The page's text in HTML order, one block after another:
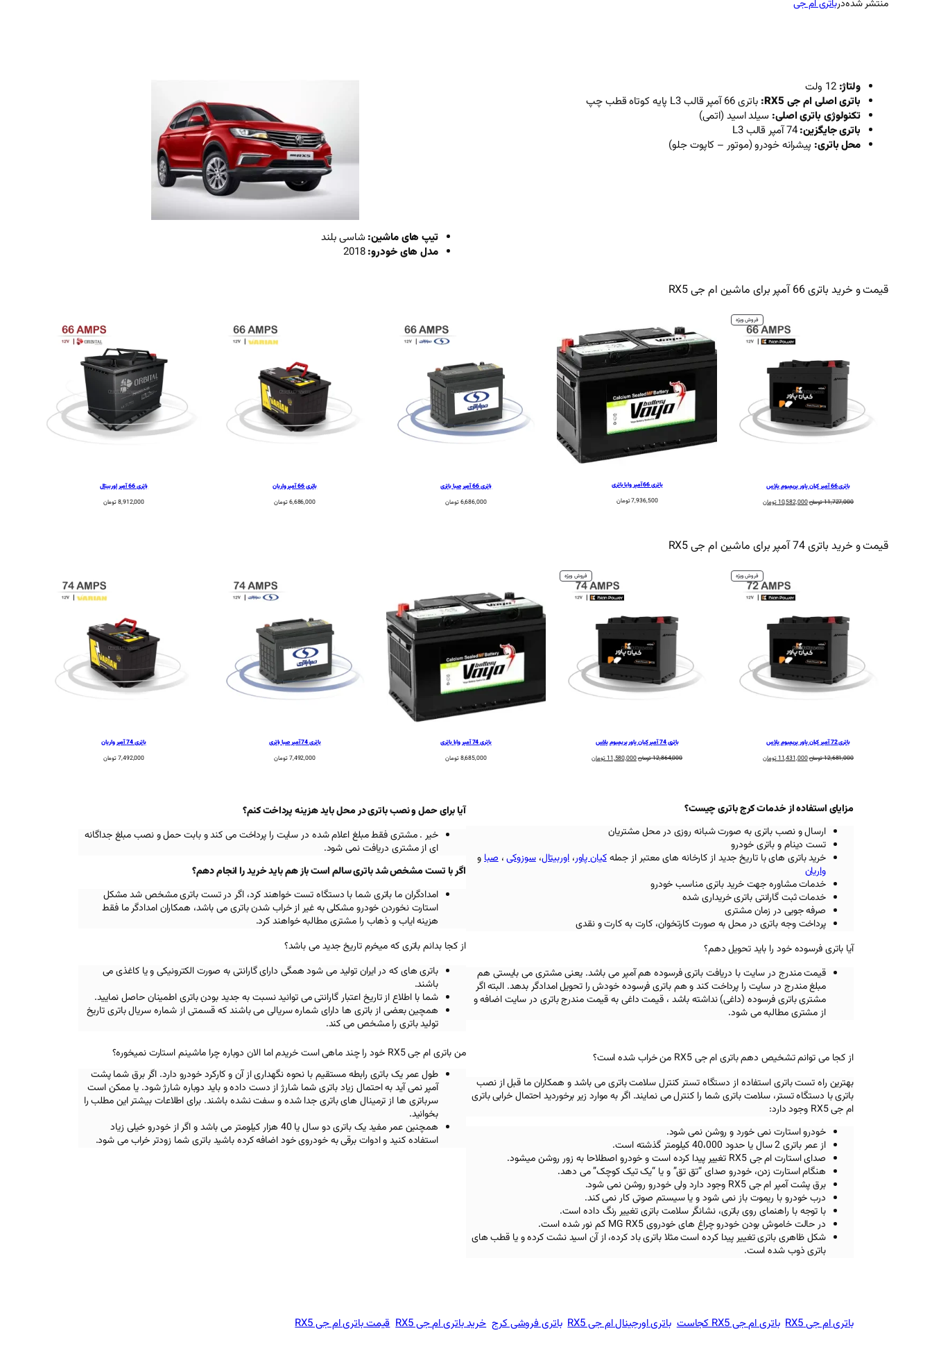
منتشر شدهدرباتری ام جی
ولتاژ: 12 ولت
باتری اصلی ام جی RX5:
باتری 66 آمپر قالب L3 پایه کوتاه قطب چپ
تکنولوژی باتری اصلی: سیلد اسید (اتمی)
باتری جایگزین:74 آمپر قالب L3
محل باتری: پیشرانه خودرو (موتور – کاپوت جلو)
تیپ های ماشین: شاسی بلند
مدل های خودرو:2018
قیمت و خرید باتری 66 آمپر برای ماشین ام جی RX5
فروش ویژهمحصول
تخفیف
باتری 66 آمپر کیان پاور پریمیوم پلاس
11,727,000تومانقیمت
10,582,000تومانقیمت
باتری 66 آمپر وایا باتری
7,936,500تومان
باتری 66 آمپر صبا باتری
6,686,000تومان
باتری 66 آمپر واریان
6,686,000تومان
باتری 66 آمپر اوربیتال
8,912,000تومان
قیمت و خرید باتری 74 آمپر برای ماشین ام جی RX5
فروش ویژهمحصول
تخفیف
باتری 72 آمپر کیان پاور پریمیوم پلاس
12,681,000تومانقیمت
11,431,000تومانقیمت
فروش ویژهمحصول
تخفیف
باتری 74 آمپر کیان پاور پریمیوم پلاس
12,864,000تومانقیمت
11,580,000تومانقیمت
باتری 74 آمپر وایا باتری
8,685,000تومان
باتری 74 آمپر صبا باتری
7,492,000تومان
باتری 74 آمپر واریان
7,492,000تومان
مزایای استفاده از خدمات کرج باتری چیست؟
ارسال و نصب باتری به صورت شبانه روزی در محل مشتریان
تست دینام و باتری خودرو
خرید باتری های با تاریخ جدید از کارخانه های معتبراز جملهکیان پاور،اوربیتال،سوزوکی،صباو
واریان
خدمات مشاوره جهت خرید باتری مناسب خودرو
خدمات ثبت گارانتی باتری خریداری شده
صرفه جویی در زمان مشتری
پرداخت وجه باتری در محل به صورت کارتخوان، کارت به کارت و نقدی
آیا باتری فرسوده خود را باید تحویل دهم؟
قیمت مندرج در سایت با دریافت باتری فرسوده هم آمپر می باشد. یعنی مشتری می بایستی هم
مبلغ مندرج در سایت را پرداخت کند و هم باتری فرسوده خودش را تحویل امدادگر بدهد. البته اگر
مشتری باتری فرسوده (داغی) نداشته باشد ، قیمت داغی به قیمت مندرج باتری در سایت اضافه و
از مشتری مطالبه می شود.
آیا برای حمل و نصب باتری در محل باید هزینه پرداخت کنم؟
خیر . مشتری فقط مبلغ اعلام شده در سایت را پرداخت می کند و بابت حمل و نصب مبلغ جداگانه
ای از مشتری دریافت نمی شود.
اگر با تست مشخص شد باتری سالم است باز هم باید خرید را انجام دهم؟
امدادگران ما باتری شما با دستگاه تست خواهند کرد، اگر در تست باتری مشخص شد مشکل
استارت نخوردن خودرو مشکلی به غیر از خراب شدن باتری می باشد، همکاران امدادگر ما فقط
هزینه ایاب و ذهاب را مشتری مطالبه خواهند کرد.
از کجا بدانم باتری که میخرم تاریخ جدید می باشد؟
باتری های که در ایران تولید می شود همگی دارای گارانتی به صورت الکترونیکی و یا کاغذی می
باشند.
شما با اطلاع از تاریخ اعتبار گارانتی می توانید نسبت به جدید بودن باتری اطمینان حاصل نمایید.
همچین بعضی از باتری ها دارای شماره سریالی می باشند که قسمتی از شماره سریال باتری تاریخ
تولید باتری را مشخص می کند.
از کجا می توانم تشخیص دهم باتری ام جی RX5 من خراب شده است؟
بهترین راه تست باتری استفاده از دستگاه تستر کنترل سلامت باتری می باشد و همکاران ما قبل از نصب
باتری با دستگاه تستر، سلامت باتری شما را کنترل می نمایند. اگر به موارد زیر برخوردید احتمال خرابی باتری
ام جی RX5
وجود دارد:
خودرو استارت نمی خورد و روشن نمی شود.
از عمر باتری 2 سال یا حدود 40،000 کیلومتر گذشته است.
صدای استارت ام جی RX5
تغییر پیدا کرده است و خودرو اصطلاحا به زور روشن میشود.
هنگام استارت زدن، خودرو صدای “تق تق” و یا “یک تیک کوچک” می دهد.
برق پشت آمپر ام جی RX5
وجود دارد ولی خودرو روشن نمی شود.
درب خودرو با ریموت باز نمی شود و یا سیستم صوتی کار نمی کند.
با توجه با راهنمای روی باتری، نشانگر سلامت باتری تغییر رنگ داده است.
در حالت خاموش بودن خودرو چراغ های خودروی MG RX5 کم نور شده است.
شکل ظاهری باتری تغییر پیدا کرده است مثلا باتری باد کرده، از آن اسید نشت کرده و یا قطب های
باتری ذوب شده است.
من باتری ام جی RX5 خود را چند ماهی است خریدم اما الان دوباره چرا ماشینم استارت نمیخوره؟
طول عمر یک باتری رابطه مستقیم با نحوه نگهداری از آن و کارکرد خودرو دارد. اگر برق شما پشت
آمپر نمی آید به احتمال زیاد باتری شما شارژ از دست داده و باید دوباره شارژ شود. یا ممکن است
سرباتری ها از ترمینال های باتری جدا شده و سفت نشده باشند. برای اطلاعات بیشتر این مطلب را
بخوانید.
همچنین عمر مفید یک باتری دو سال یا 40 هزار کیلومتر می باشد و اگر از خودرو خیلی زیاد
استفاده کنید و ادوات برقی به خودروی خود اضافه کرده باشید باتری شما زودتر خراب می شود.
باتری ام جی RX5 باتری ام جی RX5 کجاست باتری اورجینال ام جی RX5 باتری فروشی کرج خرید باتری ام جی RX5 قیمت باتری ام جی RX5